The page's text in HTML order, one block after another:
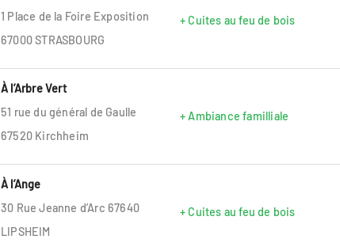
1 Place de la Foire Exposition
67000 STRASBOURG
+ Cuites au feu de bois
À l’Arbre Vert
51 rue du général de Gaulle
67520 Kirchheim
+ Ambiance familliale
À l’Ange
30 Rue Jeanne d’Arc 67640
LIPSHEIM
+ Cuites au feu de bois